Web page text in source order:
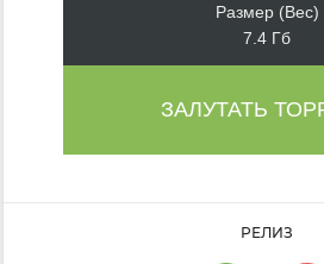
Размер (Вес)
7.4 Гб
ЗАЛУТАТЬ
РЕЛИЗ